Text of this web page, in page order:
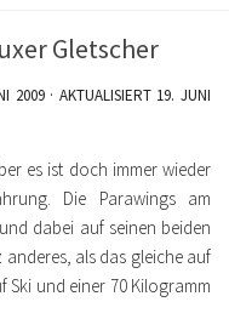
Gletscher
2009· AKTUALISIERT 19. JUNI
es ist doch immer wieder
Die Parawings am
dabei auf seinen beiden
als das gleiche auf
Ski und einer 70 Kilogramm